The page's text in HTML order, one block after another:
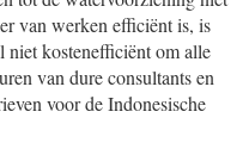
van werken efficiënt is, is
kostenefficiënt om alle
van dure consultants en
voor de Indonesische